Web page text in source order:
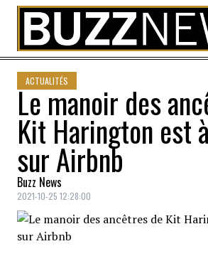
Skip to content
ACTUALITÉS
Le manoir des
Kit Harington est
sur Airbnb
Buzz News
2021-10-25 12:28:00